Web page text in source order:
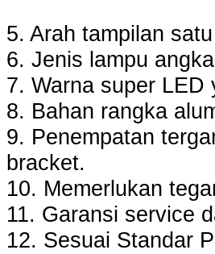
5. Arah tampilan
6. Jenis lampu
7. Warna super LED
8. Bahan rangka
9. Penempatan
bracket.
10. Memerlukan
11. Garansi service
12. Sesuai Standar